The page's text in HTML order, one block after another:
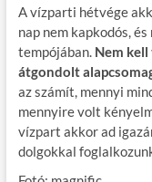
A vízparti hétvége
nap nem kapkodós,
tempójában. Nem
átgondolt
az számít, mennyi
mennyire volt
vízpart akkor ad
dolgokkal